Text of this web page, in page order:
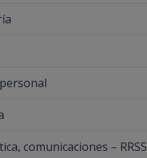
comunicaciones – RRSS